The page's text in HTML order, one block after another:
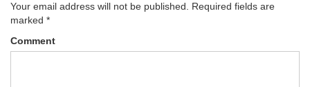
Your email address will not be published. Required fields are
marked *
Comment